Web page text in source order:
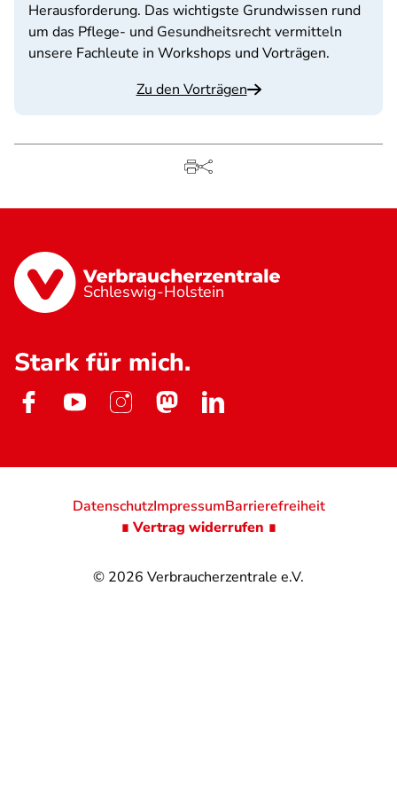
Herausforderung. Das wichtigste Grundwissen rund
um das Pflege- und Gesundheitsrecht vermitteln
unsere Fachleute in Workshops und Vorträgen.
Zu den Vorträgen
Schleswig-Holstein
Stark für mich.
© 2026 Verbraucherzentrale e.V.
DatenschutzImpressumBarrierefreiheit
∎ Vertrag widerrufen ∎